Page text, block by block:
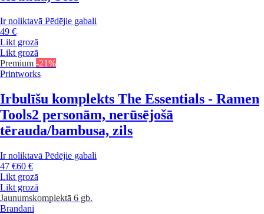
Ir noliktavā Pēdējie gabali
49 €
Likt grozā
Likt grozā
Premium -21%
Printworks
Irbulīšu komplekts The Essentials - Ramen
Tools2 personām, nerūsējošā
tērauda/bambusa, zils
Ir noliktavā Pēdējie gabali
47 €60 €
Likt grozā
Likt grozā
Jaunumskomplektā 6 gb.
Brandani